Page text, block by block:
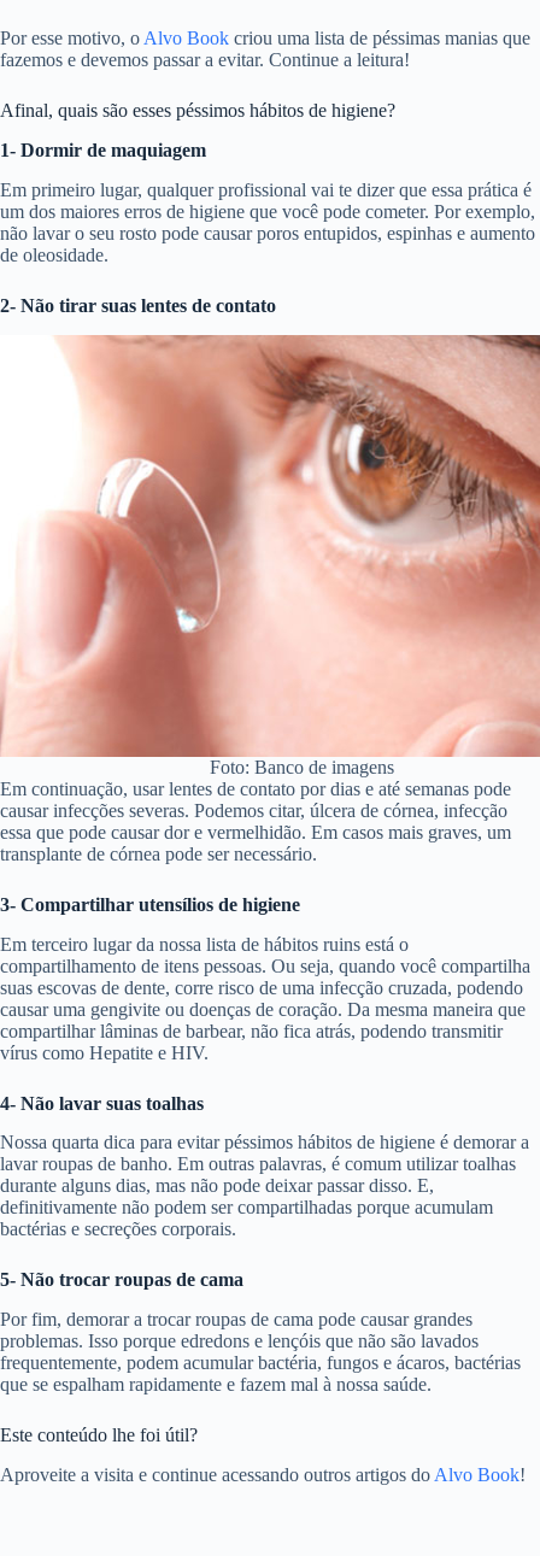
Por esse motivo, o Alvo Book criou uma lista de péssimas manias que
fazemos e devemos passar a evitar. Continue a leitura!
Afinal, quais são esses péssimos hábitos de higiene?
1- Dormir de maquiagem
Em primeiro lugar, qualquer profissional vai te dizer que essa prática é
um dos maiores erros de higiene que você pode cometer. Por exemplo,
não lavar o seu rosto pode causar poros entupidos, espinhas e aumento
de oleosidade.
2- Não tirar suas lentes de contato
Foto: Banco de imagens
Em continuação, usar lentes de contato por dias e até semanas pode
causar infecções severas. Podemos citar, úlcera de córnea, infecção
essa que pode causar dor e vermelhidão. Em casos mais graves, um
transplante de córnea pode ser necessário.
3- Compartilhar utensílios de higiene
Em terceiro lugar da nossa lista de hábitos ruins está o
compartilhamento de itens pessoas. Ou seja, quando você compartilha
suas escovas de dente, corre risco de uma infecção cruzada, podendo
causar uma gengivite ou doenças de coração. Da mesma maneira que
compartilhar lâminas de barbear, não fica atrás, podendo transmitir
vírus como Hepatite e HIV.
4- Não lavar suas toalhas
Nossa quarta dica para evitar péssimos hábitos de higiene é demorar a
lavar roupas de banho. Em outras palavras, é comum utilizar toalhas
durante alguns dias, mas não pode deixar passar disso. E,
definitivamente não podem ser compartilhadas porque acumulam
bactérias e secreções corporais.
5- Não trocar roupas de cama
Por fim, demorar a trocar roupas de cama pode causar grandes
problemas. Isso porque edredons e lençóis que não são lavados
frequentemente, podem acumular bactéria, fungos e ácaros, bactérias
que se espalham rapidamente e fazem mal à nossa saúde.
Este conteúdo lhe foi útil?
Aproveite a visita e continue acessando outros artigos do Alvo Book!